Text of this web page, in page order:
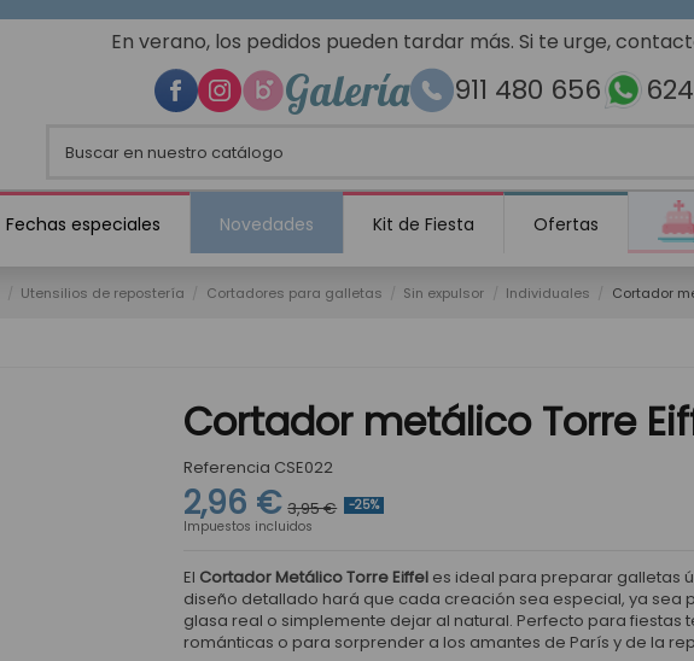
En verano, los pedidos pueden tardar más. Si te urge,
Galería 911 480 656
Fechas especiales Novedades Kit de Fiesta Ofertas
Utensilios de repostería Cortadores para galletas Sin expulsor Individuales Cortador
Cortador metálico Torre
Referencia CSE022
2,96 € 3,95 € -25%
Impuestos incluidos
El Cortador Metálico Torre Eiffeles ideal para preparar galletas
diseño detallado hará que cada creación sea especial, ya sea
glasa real o simplemente dejar al natural. Perfecto para fiestas
románticas o para sorprender a los amantes de París y de la